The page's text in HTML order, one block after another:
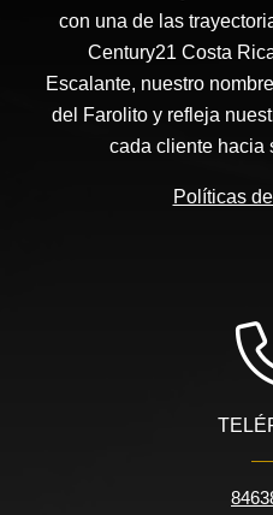
con una de las
Century21 Costa
Escalante, nuestro
del Farolito y refleja
cada cliente hacia
Políticas